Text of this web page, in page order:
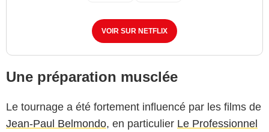
VOIR SUR NETFLIX
Une préparation musclée
Le tournage a été fortement influencé par les films de
Jean-Paul Belmondo, en particulier Le Professionnel